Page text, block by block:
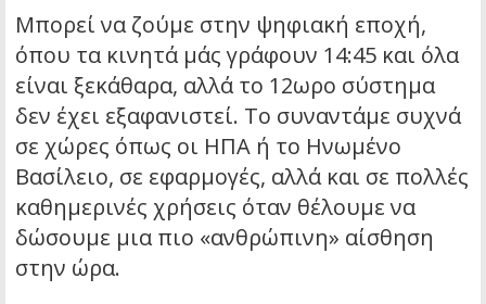
Μπορεί να ζούμε στην ψηφιακή εποχή,
όπου τα κινητά μάς γράφουν 14:45 και όλα
είναι ξεκάθαρα, αλλά το 12ωρο σύστημα
δεν έχει εξαφανιστεί. Το συναντάμε συχνά
σε χώρες όπως οι ΗΠΑ ή το Ηνωμένο
Βασίλειο, σε εφαρμογές, αλλά και σε πολλές
καθημερινές χρήσεις όταν θέλουμε να
δώσουμε μια πιο «ανθρώπινη» αίσθηση
στην ώρα.